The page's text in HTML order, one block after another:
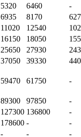
5320 6460
-
6935 8170
11020 12540
16150 18050
25650 27930
37050 39330
59470 61750 -
89300 97850
-
127300 136800
-
178600 -
-
- -
-